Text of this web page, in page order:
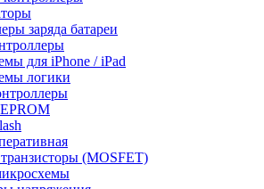
заряда батареи
для iPhone / iPad
логики
(MOSFET)